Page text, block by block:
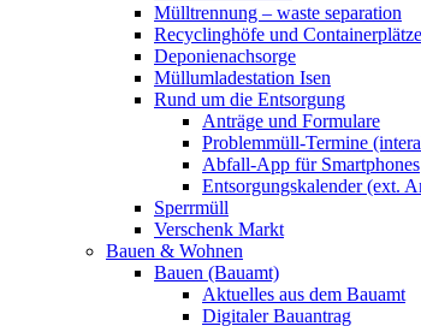
Mülltrennung – waste separation
Recyclinghöfe und Containerplätze
Deponienachsorge
Müllumladestation Isen
Rund um die Entsorgung
Anträge und Formulare
Problemmüll-Termine
Abfall-App für Smartphones
Entsorgungskalender (ext.
Sperrmüll
Verschenk Markt
Bauen & Wohnen
Bauen (Bauamt)
Aktuelles aus dem Bauamt
Digitaler Bauantrag